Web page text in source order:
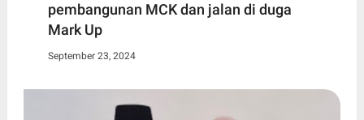
pembangunan MCK dan jalan di duga
Mark Up
September 23, 2024